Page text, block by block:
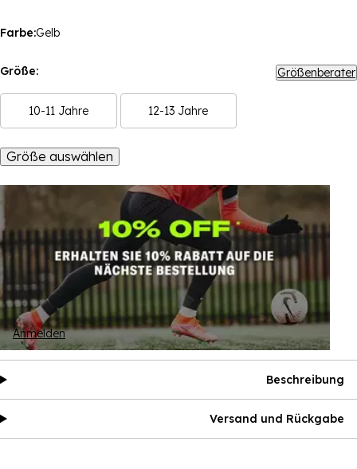
Farbe:Gelb
Größe: Größenberater
10-11 Jahre 12-13 Jahre
Größe auswählen
Anmelden
Beschreibung
Versand und Rückgabe